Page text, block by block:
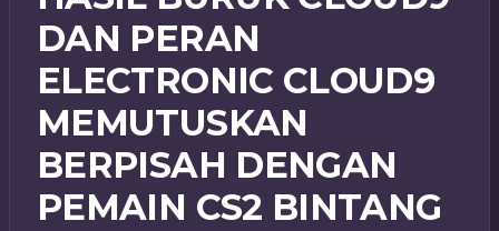
DAN PERAN
ELECTRONIC CLOUD9
MEMUTUSKAN
BERPISAH DENGAN
PEMAIN CS2 BINTANG